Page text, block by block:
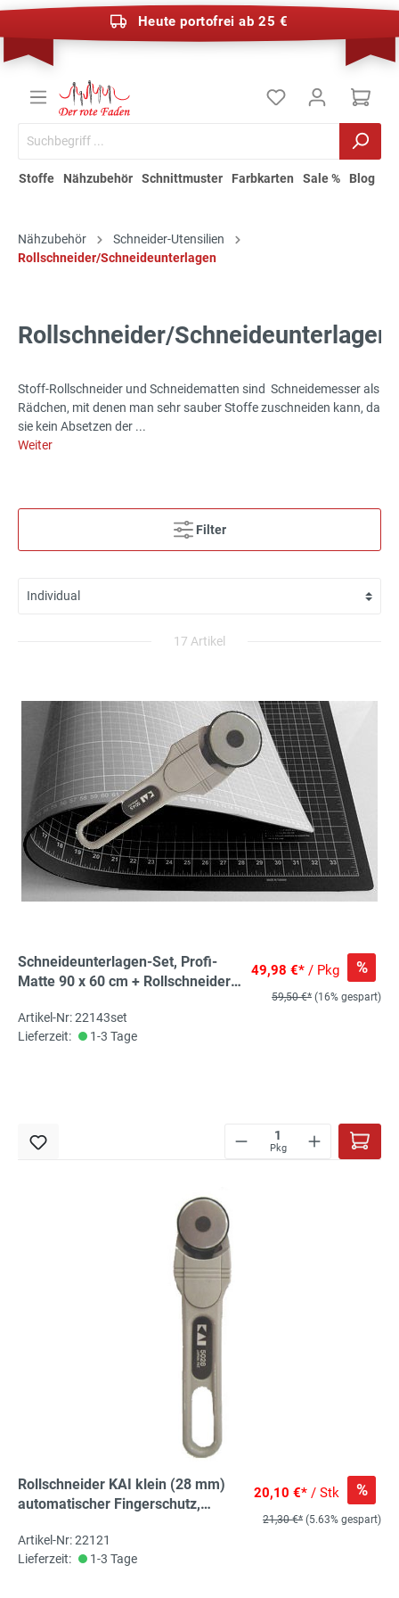
Heute portofrei ab 25 €
Stoffe Nähzubehör Schnittmuster Farbkarten Sale % Blog
Nähzubehör
Schneider-Utensilien
Rollschneider/Schneideunterlagen
Rollschneider/Schneideunterlagen
Stoff-Rollschneider und Schneidematten sind Schneidemesser als
Rädchen, mit denen man sehr sauber Stoffe zuschneiden kann, da
sie kein Absetzen der ...
Weiter
Filter
17 Artikel
Schneideunterlagen-Set, Profi-
Matte 90 x 60 cm + Rollschneider
Einzel-Ladenpreis, Schneidematte
für Rollschneider
49,98 €* / Pkg %
59,50 €* (16% gespart)
Artikel-Nr: 22143set
Lieferzeit:
1-3 Tage
Pkg
Rollschneider KAI klein (28 mm)
automatischer Fingerschutz,
20,10 €* / Stk %
21,30 €* (5.63% gespart)
Artikel-Nr: 22121
Lieferzeit:
1-3 Tage